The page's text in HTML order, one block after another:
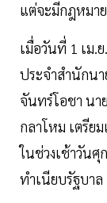
แต่จะมีกฎหมา
เมื่อวันที่ 1 เม
ประจำสำนักน
จันทร์โอชา นา
กลาโหม เตรีย
ในช่วงเช้าวัน
ทำเนียบรัฐบาล